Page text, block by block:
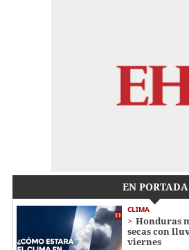
EN PORTADA
CLIMA
Honduras
secas con
viernes